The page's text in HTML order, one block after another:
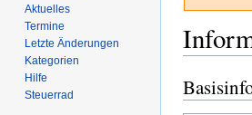
Zur
Navigation
Zur
Suche
Aktuelles
Termine
Letzte Änderungen
Kategorien
Hilfe
Steuerrad